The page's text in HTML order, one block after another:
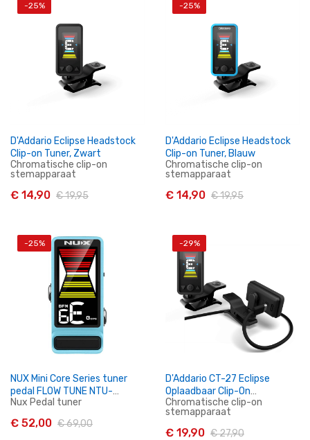
In Winkelwagen In Winkelwagen
-25%
In Winkelwagen
D'Addario Eclipse Headstock
Clip-on Tuner, Zwart
Chromatische clip-on
stemapparaat
€ 14,90 € 19,95
-25%
In Winkelwagen
D'Addario Eclipse Headstock
Clip-on Tuner, Blauw
Chromatische clip-on
stemapparaat
€ 14,90 € 19,95
-25%
NUX Mini Core Series tuner
pedal FLOW TUNE NTU-
3MK2BU
Nux Pedal tuner
€ 52,00 € 69,00
-29%
D'Addario CT-27 Eclipse
Oplaadbaar Clip-On
Stemapparaat
Chromatische clip-on
stemapparaat
€ 19,90 € 27,90